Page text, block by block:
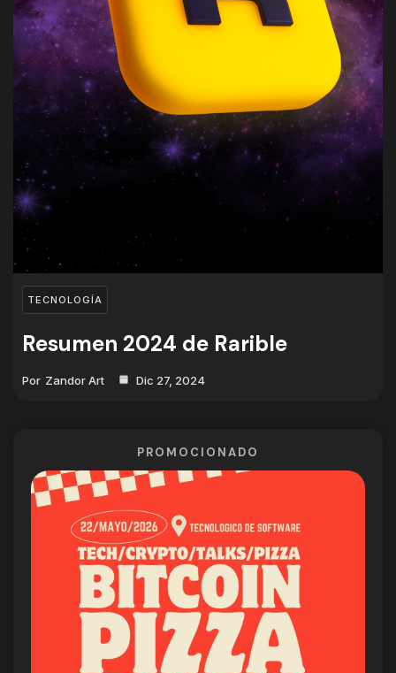
TECNOLOGÍA
Resumen 2024 de Rarible
Por Zandor Art Dic 27, 2024
PROMOCIONADO